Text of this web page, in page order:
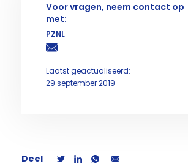
Voor vragen, neem contact op
met:
PZNL
Laatst geactualiseerd:
29 september 2019
Deel